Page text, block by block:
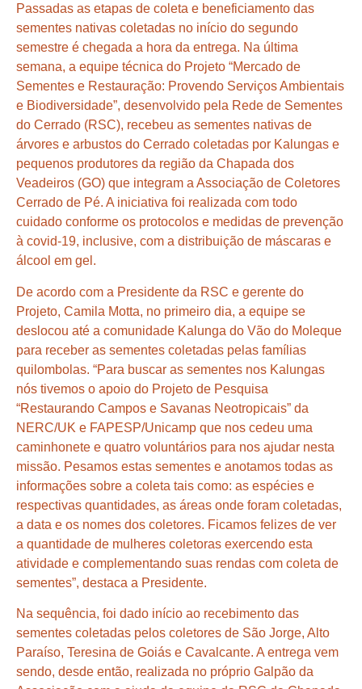
Passadas as etapas de coleta e beneficiamento das
sementes nativas coletadas no início do segundo
semestre é chegada a hora da entrega. Na última
semana, a equipe técnica do Projeto “Mercado de
Sementes e Restauração: Provendo Serviços Ambientais
e Biodiversidade”, desenvolvido pela Rede de Sementes
do Cerrado (RSC), recebeu as sementes nativas de
árvores e arbustos do Cerrado coletadas por Kalungas e
pequenos produtores da região da Chapada dos
Veadeiros (GO) que integram a Associação de Coletores
Cerrado de Pé. A iniciativa foi realizada com todo
cuidado conforme os protocolos e medidas de prevenção
à covid-19, inclusive, com a distribuição de máscaras e
álcool em gel.
De acordo com a Presidente da RSC e gerente do
Projeto, Camila Motta, no primeiro dia, a equipe se
deslocou até a comunidade Kalunga do Vão do Moleque
para receber as sementes coletadas pelas famílias
quilombolas. “Para buscar as sementes nos Kalungas
nós tivemos o apoio do Projeto de Pesquisa
“Restaurando Campos e Savanas Neotropicais” da
NERC/UK e FAPESP/Unicamp que nos cedeu uma
caminhonete e quatro voluntários para nos ajudar nesta
missão. Pesamos estas sementes e anotamos todas as
informações sobre a coleta tais como: as espécies e
respectivas quantidades, as áreas onde foram coletadas,
a data e os nomes dos coletores. Ficamos felizes de ver
a quantidade de mulheres coletoras exercendo esta
atividade e complementando suas rendas com coleta de
sementes”, destaca a Presidente.
Na sequência, foi dado início ao recebimento das
sementes coletadas pelos coletores de São Jorge, Alto
Paraíso, Teresina de Goiás e Cavalcante. A entrega vem
sendo, desde então, realizada no próprio Galpão da